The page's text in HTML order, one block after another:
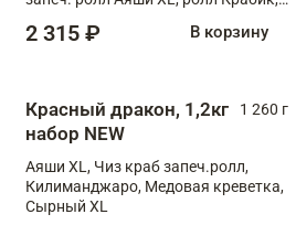
2 315 ₽ В корзину
Красный дракон, 1,2кг
набор NEW
1 260 г
Аяши XL, Чиз краб запеч.ролл,
Килиманджаро, Медовая креветка,
Сырный XL